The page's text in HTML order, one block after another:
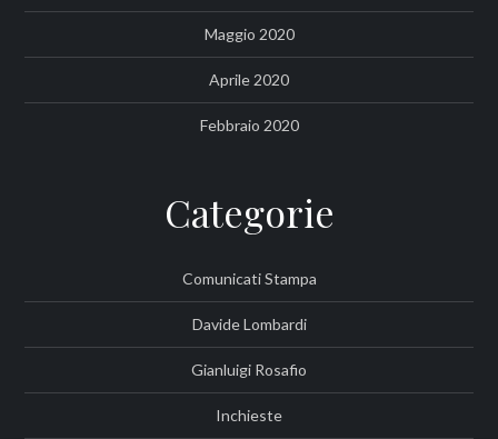
Maggio 2020
Aprile 2020
Febbraio 2020
Categorie
Comunicati Stampa
Davide Lombardi
Gianluigi Rosafio
Inchieste